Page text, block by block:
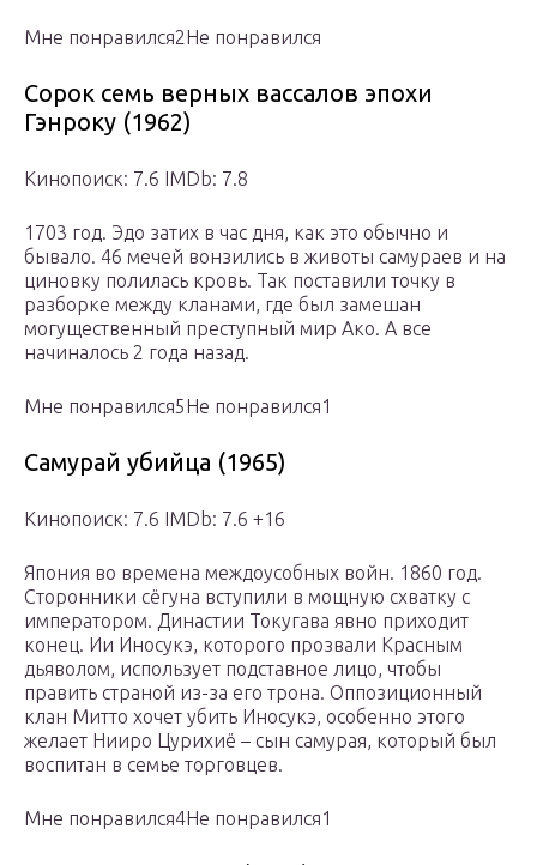
Мне понравился2Не понравился
Сорок семь верных вассалов эпохи
Гэнроку (1962)
Кинопоиск: 7.6 IMDb: 7.8
1703 год. Эдо затих в час дня, как это обычно и
бывало. 46 мечей вонзились в животы самураев и на
циновку полилась кровь. Так поставили точку в
разборке между кланами, где был замешан
могущественный преступный мир Ако. А все
начиналось 2 года назад.
Мне понравился5Не понравился1
Самурай убийца (1965)
Кинопоиск: 7.6 IMDb: 7.6 +16
Япония во времена междоусобных войн. 1860 год.
Сторонники сёгуна вступили в мощную схватку с
императором. Династии Токугава явно приходит
конец. Ии Иносукэ, которого прозвали Красным
дьяволом, использует подставное лицо, чтобы
править страной из-за его трона. Оппозиционный
клан Митто хочет убить Иносукэ, особенно этого
желает Нииро Цурихиё – сын самурая, который был
воспитан в семье торговцев.
Мне понравился4Не понравился1